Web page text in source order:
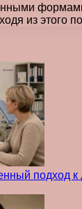
из этого
подход к